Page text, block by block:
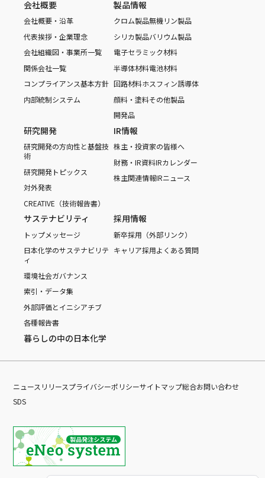
会社概要
会社概要・沿革
代表挨拶・企業理念
会社組織図・事業所一覧
関係会社一覧
コンプライアンス基本方針
内部統制システム
製品情報
クロム製品無機リン製品
シリカ製品バリウム製品
電子セラミック材料
半導体材料電池材料
回路材料ホスフィン誘導体
顔料・塗料その他製品
開発品
研究開発
研究開発の方向性と基盤技
術
研究開発トピックス
対外発表
CREATIVE（技術報告書）
IR情報
株主・投資家の皆様へ
財務・IR資料IRカレンダー
株主関連情報IRニュース
サステナビリティ
トップメッセージ
日本化学のサステナビリテ
ィ
環境社会ガバナンス
索引・データ集
外部評価とイニシアチブ
各種報告書
採用情報
新卒採用（外部リンク）
キャリア採用よくある質問
暮らしの中の日本化学
ニュースリリースプライバシーポリシーサイトマップ総合お問い合わせ
SDS